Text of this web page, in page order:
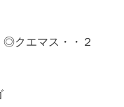
クエマス・・２